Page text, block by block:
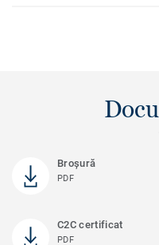
Broşură
PDF
C2C certificat
PDF